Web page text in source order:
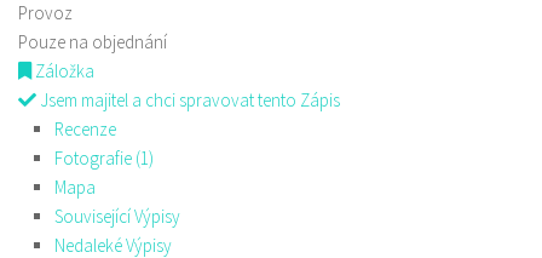
Provoz
Pouze na objednání
Záložka
Jsem majitel a chci spravovat tento Zápis
Recenze
Fotografie (1)
Mapa
Související Výpisy
Nedaleké Výpisy